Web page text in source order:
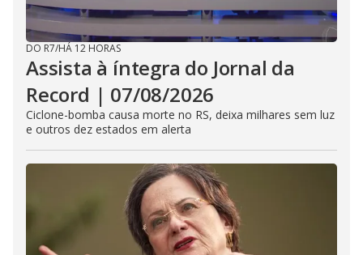
DO R7/HÁ 12 HORAS
Assista à íntegra do Jornal da
Record | 07/08/2026
Ciclone-bomba causa morte no RS, deixa milhares sem luz
e outros dez estados em alerta